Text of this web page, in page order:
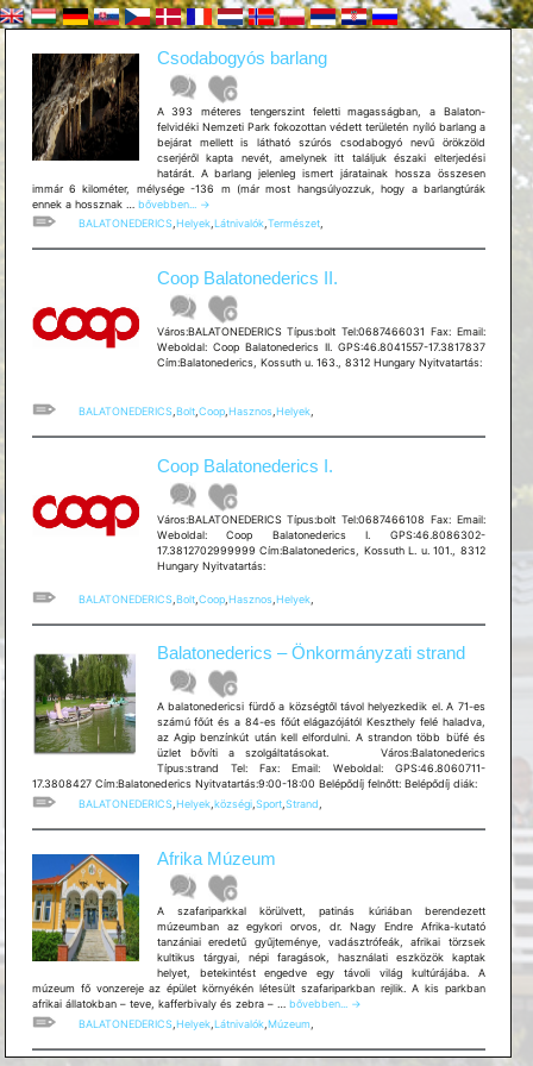
Csodabogyós barlang
A 393 méteres tengerszint feletti magasságban, a Balaton-
felvidéki Nemzeti Park fokozottan védett területén nyíló barlang a
bejárat mellett is látható szúrós csodabogyó nevű örökzöld
cserjéről kapta nevét, amelynek itt találjuk északi elterjedési
határát. A barlang jelenleg ismert járatainak hossza összesen
immár 6 kilométer, mélysége -136 m (már most hangsúlyozzuk, hogy a barlangtúrák
ennek a hossznak … Csodabogyós
barlang
bővebben...
→
BALATONEDERICS,Helyek,Látnivalók,Természet,
Coop Balatonederics II.
Város:BALATONEDERICS Típus:bolt Tel:0687466031 Fax: Email:
Weboldal: Coop Balatonederics II. GPS:46.8041557-17.3817837
Cím:Balatonederics, Kossuth u. 163., 8312 Hungary Nyitvatartás:
BALATONEDERICS, Bolt, Coop, Hasznos, Helyek,
Coop Balatonederics I.
Város:BALATONEDERICS Típus:bolt Tel:0687466108 Fax: Email:
Weboldal: Coop Balatonederics I. GPS:46.8086302-
17.3812702999999 Cím:Balatonederics, Kossuth L. u. 101., 8312
Hungary Nyitvatartás:
BALATONEDERICS, Bolt, Coop, Hasznos, Helyek,
Balatonederics – Önkormányzati strand
A balatonedericsi fürdő a községtől távol helyezkedik el. A 71-es
számú főút és a 84-es főút elágazójától Keszthely felé haladva,
az Agip benzínkút után kell elfordulni. A strandon több büfé és
üzlet bővíti a szolgáltatásokat. Város:Balatonederics
Típus:strand Tel: Fax: Email: Weboldal: GPS:46.8060711-
17.3808427 Cím:Balatonederics Nyitvatartás:9:00-18:00 Belépődíj felnőtt: Belépődíj diák:
BALATONEDERICS, Helyek, községi, Sport, Strand
Afrika Múzeum
A szafariparkkal körülvett, patinás kúriában berendezett
múzeumban az egykori orvos, dr. Nagy Endre Afrika-kutató
tanzániai eredetű gyűjteménye, vadásztrófeák, afrikai törzsek
kultikus tárgyai, népi faragások, használati eszközök kaptak
helyet, betekintést engedve egy távoli világ kultúrájába. A
múzeum fő vonzereje az épület környékén létesült szafariparkban rejlik. A kis parkban
afrikai állatokban – teve, kafferbivaly és zebra – … Afrika
bővebben... →
BALATONEDERICS, Helyek, Látnivalók, Múzeum